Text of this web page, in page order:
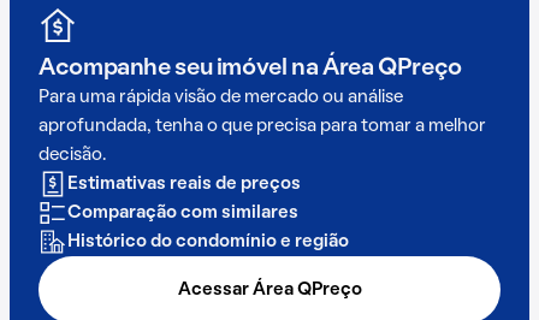
Acompanhe seu imóvel na Área QPreço
Para uma rápida visão de mercado ou análise
aprofundada, tenha o que precisa para tomar a melhor
decisão.
Estimativas reais de preços
Comparação com similares
Histórico do condomínio e região
Acessar Área QPreço